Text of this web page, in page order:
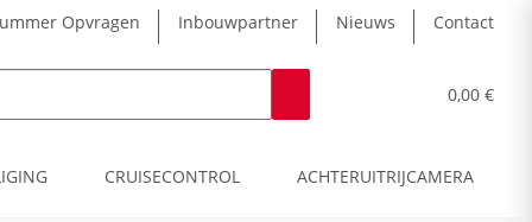
Opvragen Inbouwpartner Nieuws Contact
0,00 €
CRUISECONTROL ACHTERUITRIJCAMERA